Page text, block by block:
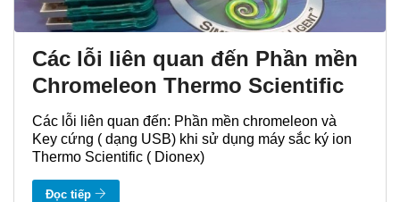
Các lỗi liên quan đến Phần mền
Chromeleon Thermo Scientific
Các lỗi liên quan đến: Phần mền chromeleon và
Key cứng ( dạng USB) khi sử dụng máy sắc ký ion
Thermo Scientific ( Dionex)
Đọc tiếp